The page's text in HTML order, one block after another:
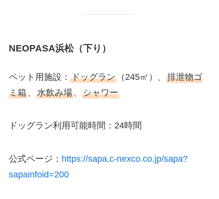
NEOPASA浜松（下り）
ペット用施設： ドッグラン（245㎡）、 排泄物ゴ
ミ箱、 水飲み場、 シャワー
ドッグラン利用可能時間：24時間
公式ページ： https://sapa.c-nexco.co.jp/sapa?
sapainfoid=200